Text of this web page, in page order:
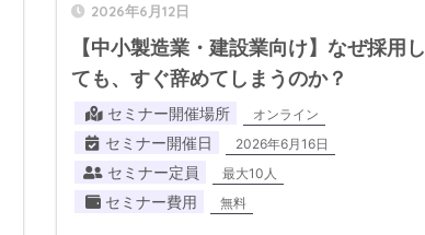
2026年6月12日
【中小製造業・建設業向け】なぜ採用し
ても、すぐ辞めてしまうのか？
セミナー開催場所 オンライン
セミナー開催日 2026年6月16日
セミナー定員 最大10人
セミナー費用 無料